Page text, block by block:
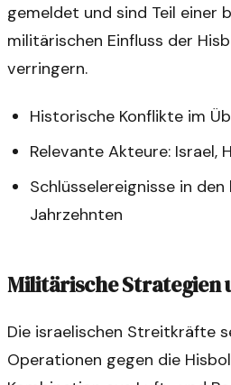
gemeldet und sind Teil einer
militärischen Einfluss der
verringern.
Historische Konflikte im
Relevante Akteure: Israel,
Schlüsselereignisse in
Jahrzehnten
Militärische Strategien
Die israelischen Streitkräfte
Operationen gegen die